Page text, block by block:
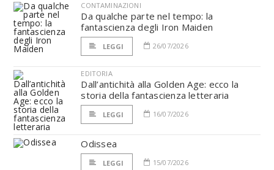
CONTAMINAZIONI
Da qualche parte nel tempo: la
fantascienza degli Iron Maiden
LEGGI 26/07/2026
EDITORIA
Dall’antichità alla Golden Age: ecco la
storia della fantascienza letteraria
LEGGI 16/07/2026
Odissea
LEGGI 15/07/2026